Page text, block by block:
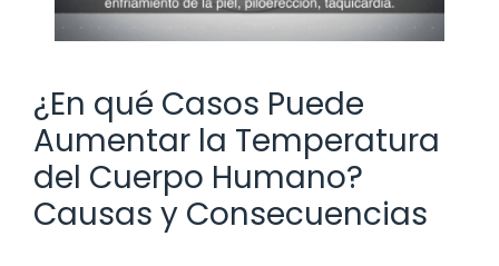
¿En qué Casos Puede
Aumentar la Temperatura
del Cuerpo Humano?
Causas y Consecuencias